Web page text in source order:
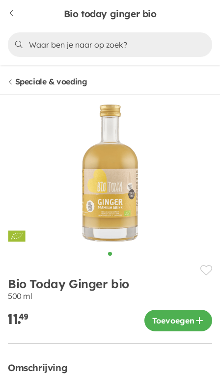
Bio today ginger bio
Speciale & voeding
Bio Today Ginger bio
500 ml
11.49 Toevoegen
Omschrijving